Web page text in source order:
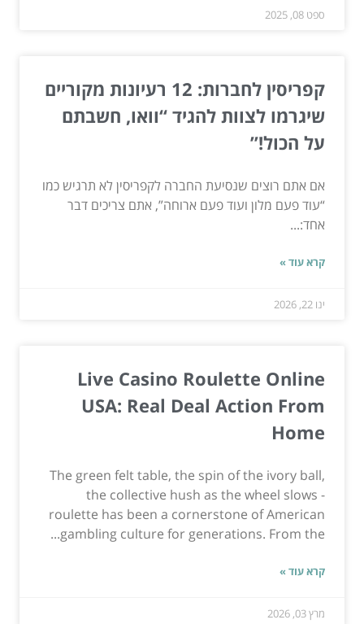
ספט 08, 2025
קפריסין לחברות: 12 רעיונות מקוריים
שיגרמו לצוות להגיד “וואו, חשבתם
על הכול!”
אם אתם רוצים שנסיעת החברה לקפריסין לא תרגיש כמו
“עוד פעם מלון ועוד פעם ארוחה”, אתם צריכים דבר
אחד:...
קרא עוד »
ינו 22, 2026
Live Casino Roulette Online
USA: Real Deal Action From
Home
The green felt table, the spin of the ivory ball,
the collective hush as the wheel slows -
roulette has been a cornerstone of American
gambling culture for generations. From the...
קרא עוד »
מרץ 03, 2026